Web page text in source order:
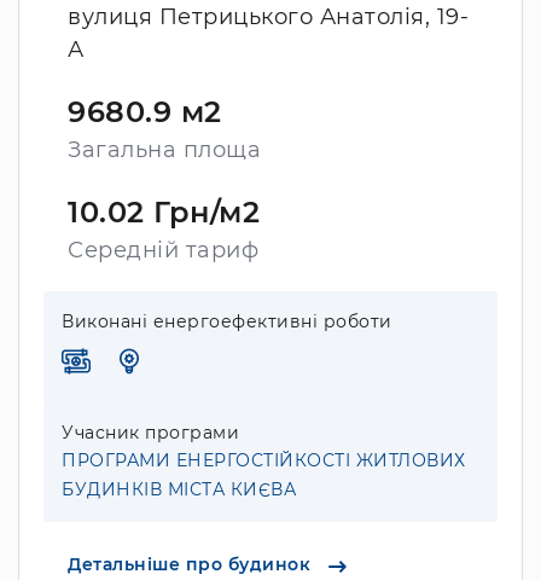
вулиця Петрицького Анатолія, 19-
А
9680.9 м2
Загальна площа
10.02 Грн/м2
Середній тариф
Виконані енергоефективні роботи
Учасник програми
ПРОГРАМИ ЕНЕРГОСТІЙКОСТІ ЖИТЛОВИХ
БУДИНКІВ МІСТА КИЄВА
Детальніше про будинок